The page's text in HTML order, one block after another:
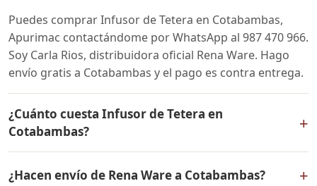
Puedes comprar Infusor de Tetera en Cotabambas,
Apurimac contactándome por WhatsApp al 987 470 966.
Soy Carla Rios, distribuidora oficial Rena Ware. Hago
envío gratis a Cotabambas y el pago es contra entrega.
¿Cuánto cuesta Infusor de Tetera en
Cotabambas?
+
Perú. Contáctame por WhatsApp para conocer el precio
¿Hacen envío de Rena Ware a Cotabambas? +